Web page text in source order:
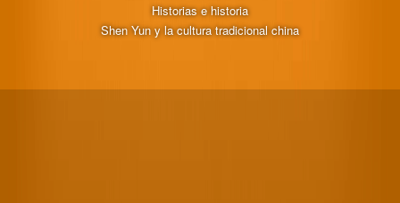
Historias e historia
Shen Yun y la cultura tradicional china